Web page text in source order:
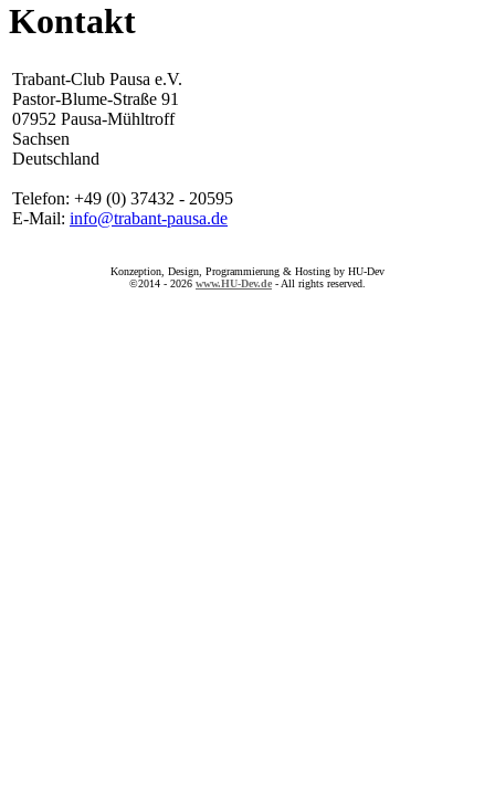
Kontakt
Trabant-Club Pausa e.V.
Pastor-Blume-Straße 91
07952 Pausa-Mühltroff
Sachsen
Deutschland
Telefon: +49 (0) 37432 - 20595
E-Mail: info@trabant-pausa.de
Konzeption, Design, Programmierung & Hosting by HU-Dev
©2014 - 2026 www.HU-Dev.de - All rights reserved.